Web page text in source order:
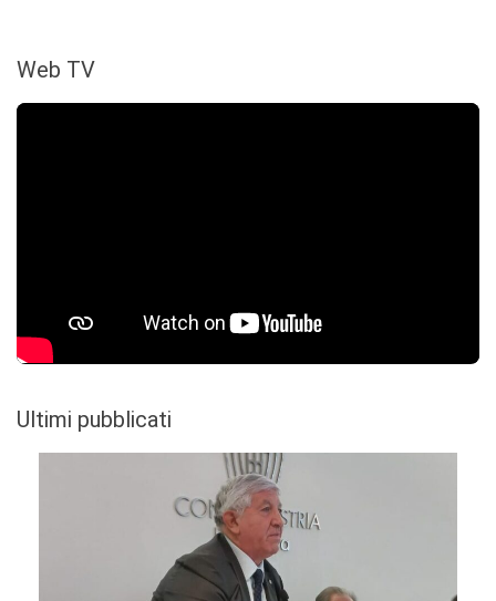
Web TV
Ultimi pubblicati